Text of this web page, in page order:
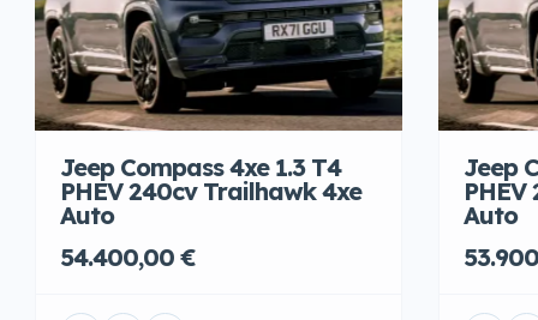
Jeep Compass 4xe 1.3 T4
PHEV 240cv Trailhawk 4xe
Auto
54.400,00 €
Jeep
Auto